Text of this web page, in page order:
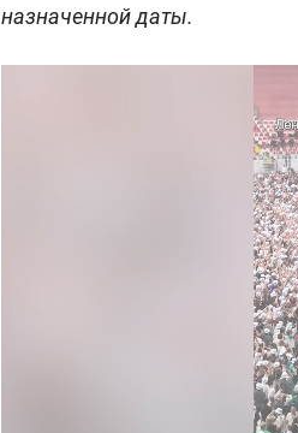
назначенной даты.